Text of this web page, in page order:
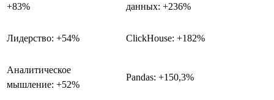
+83%
данных: +236%
Лидерство: +54% ClickHouse: +182%
Аналитическое
мышление: +52%
Pandas: +150,3%